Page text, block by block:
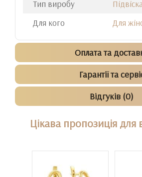
Тип виробу
Для кого
Для
Оплата та
Гарантії та
Відгуків (0)
Цікава пропозиція для